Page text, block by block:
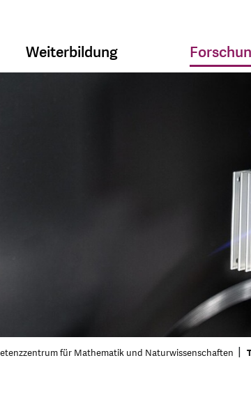
Weiterbildung
für Mathematik und Naturwissenschaften